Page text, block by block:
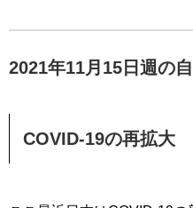
2021年11月15日週の
COVID-19の再拡大